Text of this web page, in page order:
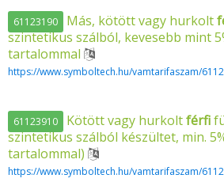
61123190 Más, kötött vagy hurkolt
szintetikus szálból, kevesebb mint
tartalommal
https://www.symboltech.hu/vamtarifaszam/
61123910 Kötött vagy hurkoltférfi
szintetikus szálból készültet, min.
tartalommal)
https://www.symboltech.hu/vamtarifaszam/